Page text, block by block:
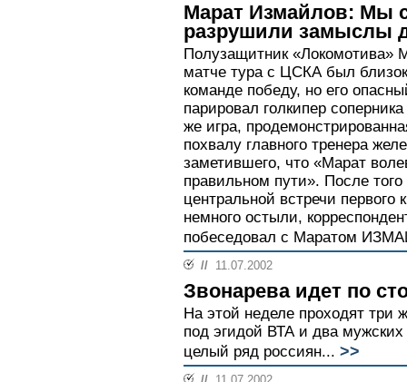
Марат Измайлов: Мы
разрушили замыслы
Полузащитник «Локомотива»
матче тура с ЦСКА был
команде победу, но его
парировал голкипер
же игра,
похвалу главного тренера
заметившего, что «Марат
правильном пути». После того
центральной встречи первого
немного остыли,
побеседовал с Маратом
// 11.07.2002
Звонарева идет по
На этой неделе проходят три
под эгидой ВТА и два
целый ряд россиян... >>